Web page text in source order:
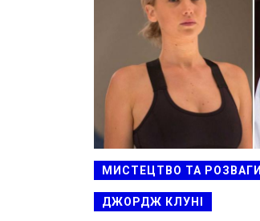
МИСТЕЦТВО ТА РОЗВАГИ
ДЖОРДЖ КЛУНІ